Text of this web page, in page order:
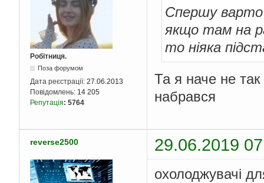
Робітниця.
Поза форумом
Дата реєстрації: 27.06.2013
Повідомлень: 14 205
Репутація: 5764
Спершу варто
якщо там на
то ніяка
Та я наче не
набрався
reverse2500 29.06.2019
охолоджувачі